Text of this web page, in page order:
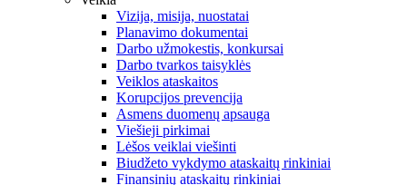
Vizija, misija, nuostatai
Planavimo dokumentai
Darbo užmokestis, konkursai
Darbo tvarkos taisyklės
Veiklos ataskaitos
Korupcijos prevencija
Asmens duomenų apsauga
Viešieji pirkimai
Lėšos veiklai viešinti
Biudžeto vykdymo ataskaitų rinkiniai
Finansinių ataskaitų rinkiniai